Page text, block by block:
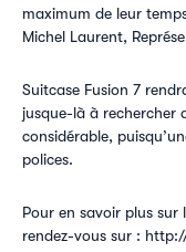
maximum de leur
Michel Laurent,
Suitcase Fusion 7
jusque-là à rechercher
considérable,
polices.
Pour en savoir plus sur
rendez-vous sur :